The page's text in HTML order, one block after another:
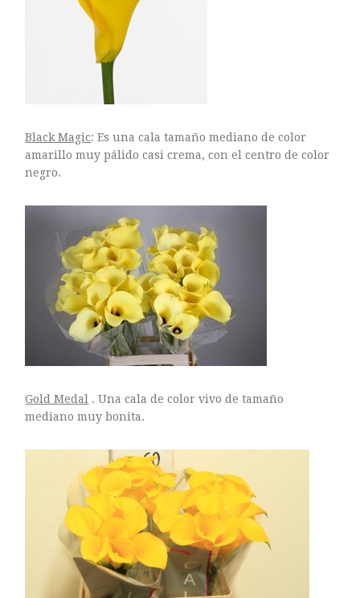
Black Magic: Es una cala tamaño mediano de color
amarillo muy pálido casi crema, con el centro de color
negro.
Gold Medal . Una cala de color vivo de tamaño
mediano muy bonita.